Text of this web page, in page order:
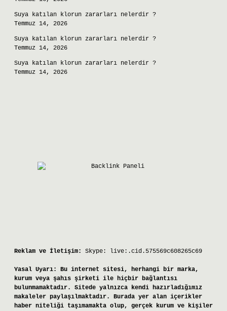
Suya katılan klorun zararları nelerdir ?
Temmuz 14, 2026
Suya katılan klorun zararları nelerdir ?
Temmuz 14, 2026
Suya katılan klorun zararları nelerdir ?
Temmuz 14, 2026
Reklam ve İletişim: Skype: live:.cid.575569c608265c69
Yasal Uyarı:
Bu internet sitesi, herhangi bir marka,
kurum veya şahıs şirketi ile hiçbir bağlantısı
bulunmamaktadır. Sitede yalnızca kendi hazırladığımız
makaleler paylaşılmaktadır. Burada yer alan içerikler
haber niteliği taşımamakta olup, gerçek kurum ve kişiler